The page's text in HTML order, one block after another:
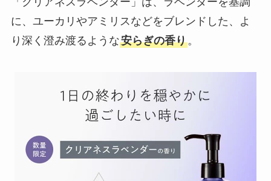
に、ユーカリやアミリスなどをブレンドした、よ
り深く澄み渡るような安らぎの香り。